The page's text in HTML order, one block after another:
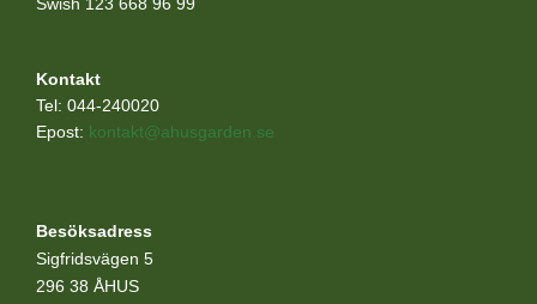
Kontakt
Tel: 044-240020
Epost: kontakt@ahusgarden.se
Besöksadress
Sigfridsvägen 5
296 38 ÅHUS